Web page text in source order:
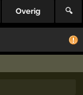
Overig 🔍